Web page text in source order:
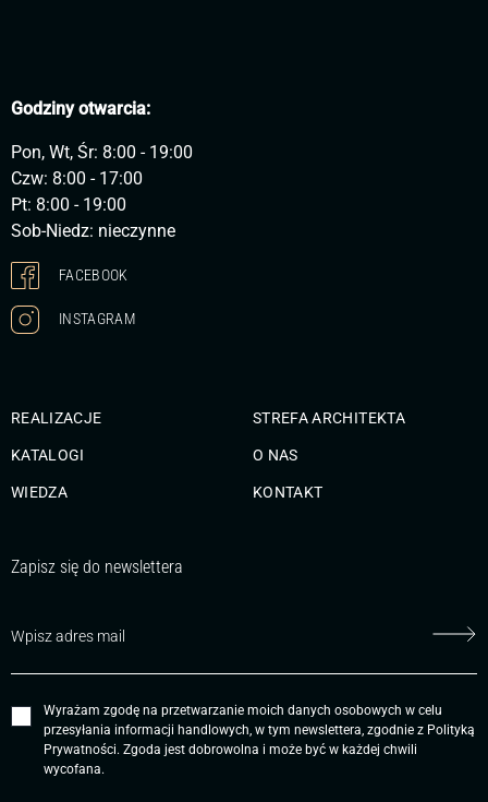
Godziny otwarcia:
Pon, Wt, Śr: 8:00 - 19:00
Czw: 8:00 - 17:00
Pt: 8:00 - 19:00
Sob-Niedz: nieczynne
FACEBOOK
INSTAGRAM
REALIZACJE
KATALOGI
WIEDZA
STREFA ARCHITEKTA
O NAS
KONTAKT
Zapisz się do newslettera
Wyrażam zgodę na przetwarzanie moich danych osobowych w celu
przesyłania informacji handlowych, w tym newslettera, zgodnie z Polityką
Prywatności. Zgoda jest dobrowolna i może być w każdej chwili
wycofana.